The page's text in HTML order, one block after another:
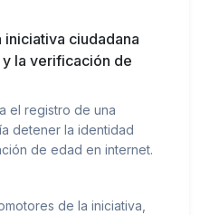
iniciativa ciudadana
la verificación de
el registro de una
detener la identidad
de edad en internet.
de la iniciativa,